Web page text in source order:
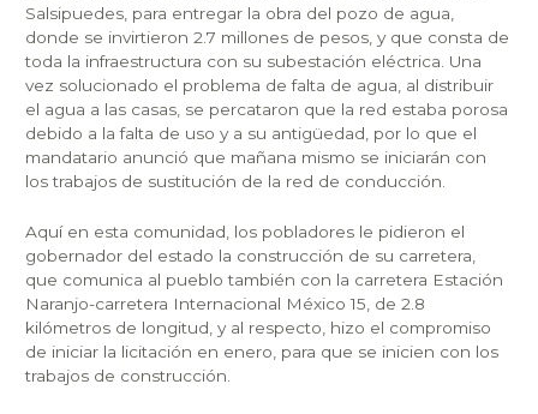
Salsipuedes, para entregar la obra del pozo de agua,
donde se invirtieron 2.7 millones de pesos, y que consta de
toda la infraestructura con su subestación eléctrica. Una
vez solucionado el problema de falta de agua, al distribuir
el agua a las casas, se percataron que la red estaba porosa
debido a la falta de uso y a su antigüedad, por lo que el
mandatario anunció que mañana mismo se iniciarán con
los trabajos de sustitución de la red de conducción.
Aquí en esta comunidad, los pobladores le pidieron el
gobernador del estado la construcción de su carretera,
que comunica al pueblo también con la carretera Estación
Naranjo-carretera Internacional México 15, de 2.8
kilómetros de longitud, y al respecto, hizo el compromiso
de iniciar la licitación en enero, para que se inicien con los
trabajos de construcción.